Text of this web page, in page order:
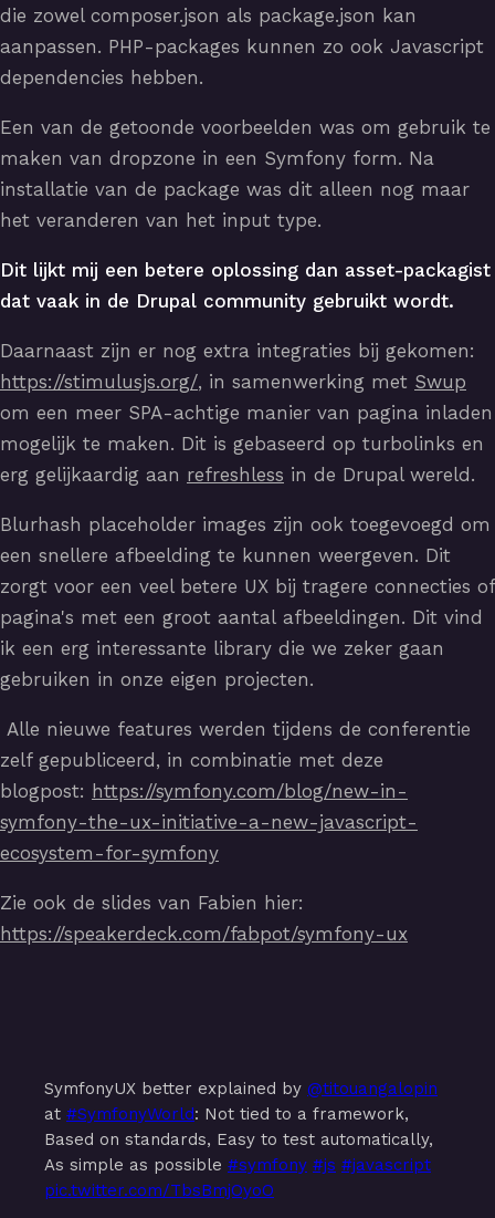
die zowel composer.json als package.json kan
aanpassen. PHP-packages kunnen zo ook Javascript
dependencies hebben.
Een van de getoonde voorbeelden was om gebruik te
maken van dropzone in een Symfony form. Na
installatie van de package was dit alleen nog maar
het veranderen van het input type.
Dit lijkt mij een betere oplossing dan asset-packagist
dat vaak in de Drupal community gebruikt wordt.
Daarnaast zijn er nog extra integraties bij gekomen:
https://stimulusjs.org/, in samenwerking met Swup
om een meer SPA-achtige manier van pagina inladen
mogelijk te maken. Dit is gebaseerd op turbolinks en
erg gelijkaardig aan refreshless in de Drupal wereld.
Blurhash placeholder images zijn ook toegevoegd om
een snellere afbeelding te kunnen weergeven. Dit
zorgt voor een veel betere UX bij tragere connecties of
pagina's met een groot aantal afbeeldingen. Dit vind
ik een erg interessante library die we zeker gaan
gebruiken in onze eigen projecten.
Alle nieuwe features werden tijdens de conferentie
zelf gepubliceerd, in combinatie met deze
blogpost: https://symfony.com/blog/new-in-
symfony-the-ux-initiative-a-new-javascript-
ecosystem-for-symfony
Zie ook de slides van Fabien hier:
https://speakerdeck.com/fabpot/symfony-ux
SymfonyUX better explained by @titouangalopin
at #SymfonyWorld: Not tied to a framework,
Based on standards, Easy to test automatically,
As simple as possible #symfony #js #javascript
pic.twitter.com/TbsBmjOyoO